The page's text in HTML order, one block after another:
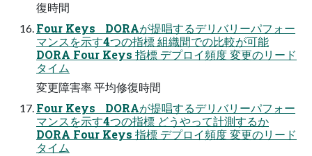
復時間
Four Keys DORAが提唱するデリバリーパフォー
マンスを示す4つの指標 組織間での比較が可能
DORA Four Keys 指標 デプロイ頻度 変更のリード
タイム
変更障害率 平均修復時間
Four Keys DORAが提唱するデリバリーパフォー
マンスを示す4つの指標 どうやって計測するか
DORA Four Keys 指標 デプロイ頻度 変更のリード
タイム